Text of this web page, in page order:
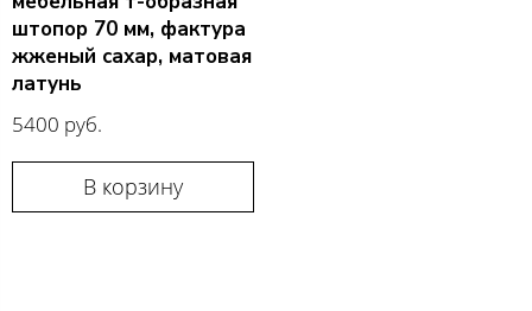
штопор 70 мм, фактура
жженый сахар, матовая
латунь
5400 руб.
В корзину